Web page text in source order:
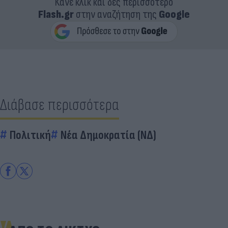
Flash.grστην αναζήτηση της Google
Διάβασε περισσότερα
Πολιτική Νέα Δημοκρατία (ΝΔ)